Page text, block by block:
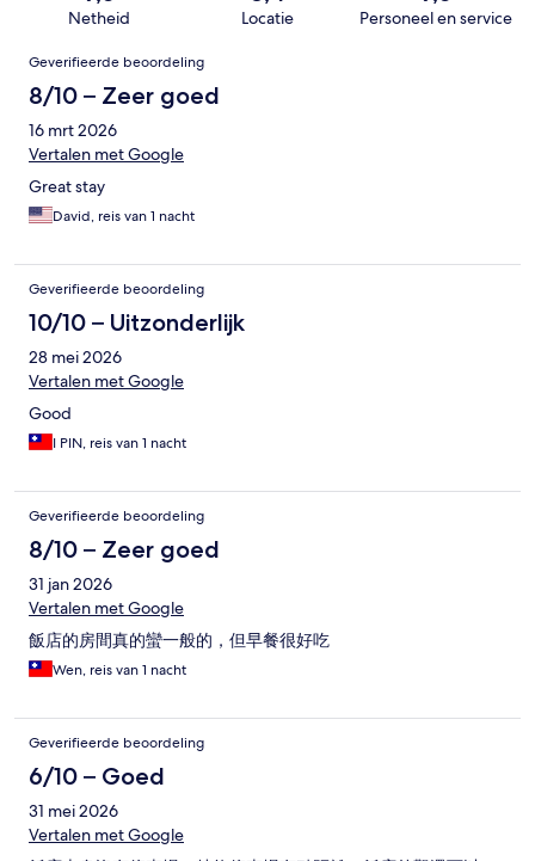
Netheid Locatie Personeel en service
Beoordelingen
Geverifieerde beoordeling
8/10 – Zeer goed
16 mrt 2026
Vertalen met Google
Great stay
David, reis van 1 nacht
Geverifieerde beoordeling
10/10 – Uitzonderlijk
28 mei 2026
Vertalen met Google
Good
I PIN, reis van 1 nacht
Geverifieerde beoordeling
8/10 – Zeer goed
31 jan 2026
Vertalen met Google
飯店的房間真的蠻一般的，但早餐很好吃
Wen, reis van 1 nacht
Geverifieerde beoordeling
6/10 – Goed
31 mei 2026
Vertalen met Google